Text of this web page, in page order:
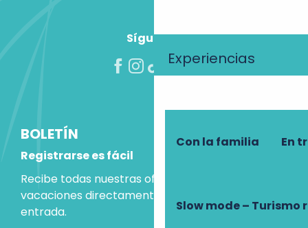
Experiencias
Con la familia En
Slow mode – Turismo
Síguenos
BOLETÍN
Registrarse es fácil
Recibe todas nuestras ofertas e ideas para las
vacaciones directamente en tu bandeja de
entrada.